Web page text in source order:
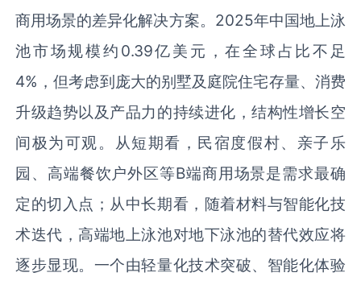
商用场景的差异化解决方案。2025年中国地上泳
池市场规模约0.39亿美元，在全球占比不足
4%，但考虑到庞大的别墅及庭院住宅存量、消费
升级趋势以及产品力的持续进化，结构性增长空
间极为可观。从短期看，民宿度假村、亲子乐
园、高端餐饮户外区等B端商用场景是需求最确
定的切入点；从中长期看，随着材料与智能化技
术迭代，高端地上泳池对地下泳池的替代效应将
逐步显现。一个由轻量化技术突破、智能化体验